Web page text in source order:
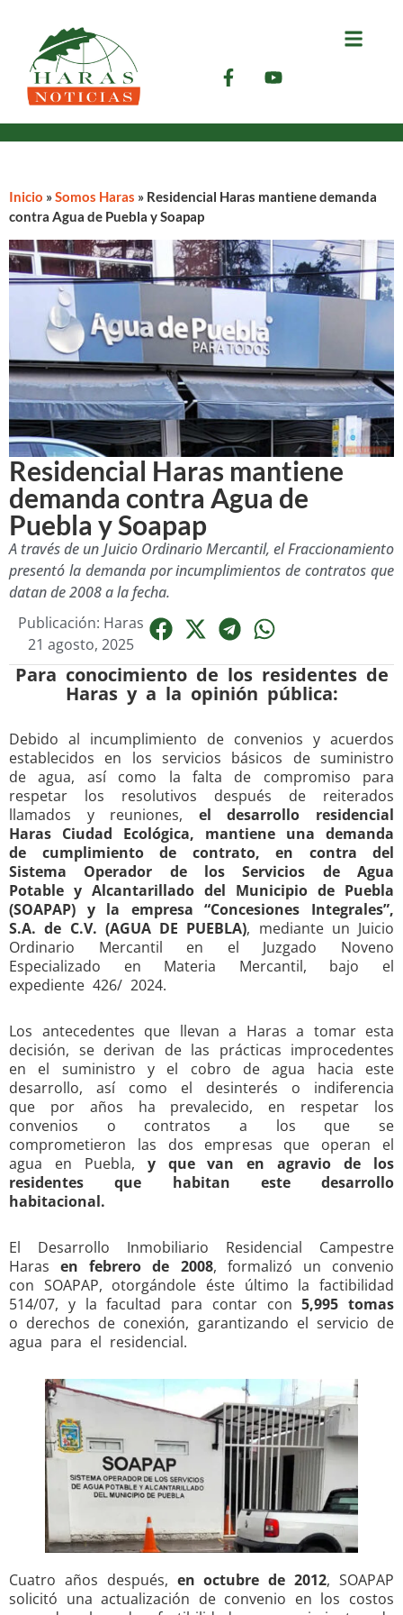
Inicio »Somos Haras » Residencial Haras mantiene demanda
contra Agua de Puebla y Soapap
Residencial Haras mantiene
demanda contra Agua de
Puebla y Soapap
A través de un Juicio Ordinario Mercantil, el Fraccionamiento
presentó la demanda por incumplimientos de contratos que
datan de 2008 a la fecha.
Publicación: Haras
21 agosto, 2025
Para conocimiento de los residentes de
Haras y a la opinión pública:
Debido al incumplimiento de convenios y acuerdos
establecidos en los servicios básicos de suministro
de agua, así como la falta de compromiso para
respetar los resolutivos después de reiterados
llamados y reuniones, el
desarrollo residencial
Haras Ciudad Ecológica, mantiene una demanda
de cumplimiento
de contrato, en contra del
Sistema Operador de los Servicios de Agua
Potable y Alcantarillado del Municipio de Puebla
(SOAPAP) y la empresa “Concesiones Integrales”,
S.A. de C.V. (AGUA DE PUEBLA), mediante un Juicio
Ordinario Mercantil en el Juzgado Noveno
Especializado en Materia Mercantil, bajo el
expediente 426/ 2024.
Los antecedentes que llevan a Haras a tomar esta
decisión, se derivan de las prácticas improcedentes
en el suministro y el cobro de agua hacia este
desarrollo, así como el desinterés o indiferencia
que por años ha prevalecido, en respetar los
convenios o contratos a los que se
comprometieron las dos empresas que operan el
agua en Puebla, y que van en agravio de los
residentes que habitan este desarrollo
habitacional.
El Desarrollo Inmobiliario Residencial Campestre
Harasen febrero de 2008, formalizó un convenio
con SOAPAP, otorgándole éste último la factibilidad
514/07, y la facultad para contar con5,995 tomas
o derechos de conexión, garantizando el servicio de
agua para el residencial.
Cuatro años después, en octubre de 2012, SOAPAP
solicitó una actualización de convenio en los costos